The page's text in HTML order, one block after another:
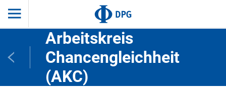
Arbeitskreis
Chancengleichheit
(AKC)